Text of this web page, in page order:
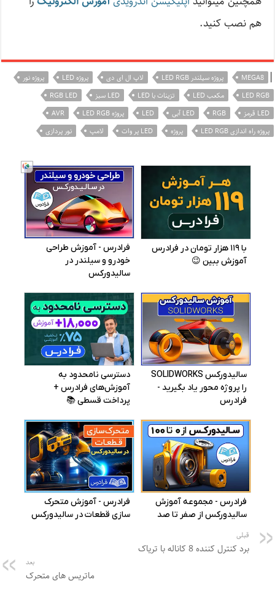
هم نصب کنید.
|
MEGA8 پروژه سیلندر LED RGB لاپ ال ای دی پروژه LED
پروژه نور
LED RGB
مکعب LED تزینات با LED LED سبز
RGB LED
LED قرمز
RGB LED آبی LED پروژه LED RGB
AVR
پروژه راه اندازی LED RGB
پروژه LED پر وات لامپ نور پردازی
قبلی
برد کنترل کننده 8 کاناله با تریاک
بعد
ماتریس های متحرک